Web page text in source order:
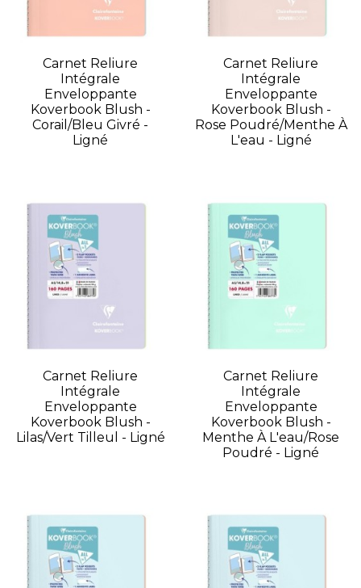
Carnet Reliure
Intégrale
Enveloppante
Koverbook Blush -
Corail/Bleu Givré -
Ligné
Carnet Reliure
Intégrale
Enveloppante
Koverbook Blush -
Rose Poudré/Menthe À
L'eau - Ligné
Carnet Reliure
Intégrale
Enveloppante
Koverbook Blush -
Lilas/Vert Tilleul - Ligné
Carnet Reliure
Intégrale
Enveloppante
Koverbook Blush -
Menthe À L'eau/Rose
Poudré - Ligné